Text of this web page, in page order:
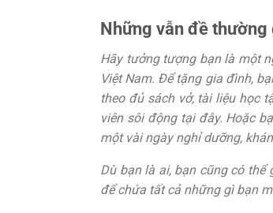
Những vẫn đề thường
Hãy tưởng tượng bạn là một
Việt Nam. Để tặng gia đình,
theo đủ sách vở, tài liệu học
viên sôi động tại đây. Hoặc
một vài ngày nghỉ dưỡng,
Dù bạn là ai, bạn cũng có thể
để chứa tất cả những gì bạn